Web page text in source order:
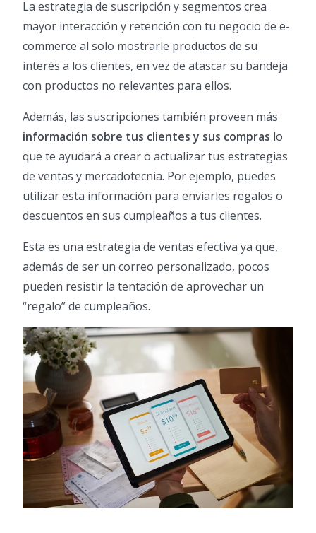
La estrategia de suscripción y segmentos crea
mayor interacción y retención con tu negocio de e-
commerce al solo mostrarle productos de su
interés a los clientes, en vez de atascar su bandeja
con productos no relevantes para ellos.
Además, las suscripciones también proveen más
información sobre tus clientes y sus compras lo
que te ayudará a crear o actualizar tus estrategias
de ventas y mercadotecnia. Por ejemplo, puedes
utilizar esta información para enviarles regalos o
descuentos en sus cumpleaños a tus clientes.
Esta es una estrategia de ventas efectiva ya que,
además de ser un correo personalizado, pocos
pueden resistir la tentación de aprovechar un
“regalo” de cumpleaños.